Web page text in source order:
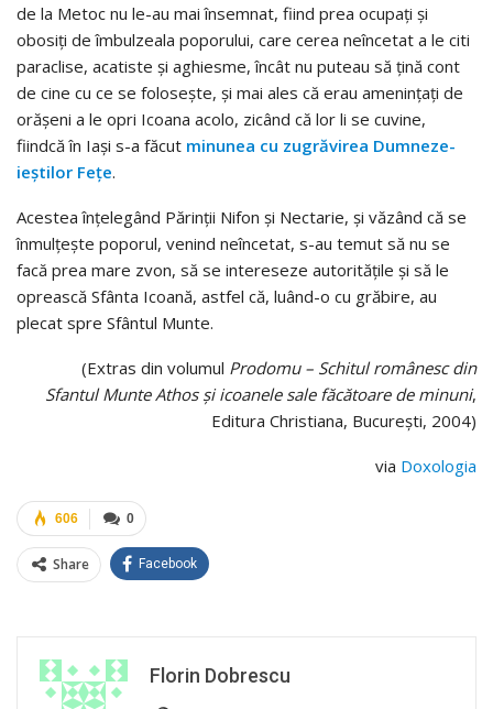
de la Metoc nu le-au mai în­sem­nat, fiind prea ocupaţi şi
obosiţi de îmbulzeala po­porului, care ce­rea neîncetat a le citi
paraclise, aca­tiste şi aghiesme, încât nu puteau să ţină cont
de cine cu ce se foloseşte, şi mai a­les că erau ameninţaţi de
oră­şeni a le opri Icoana acolo, zi­când că lor li se cuvine,
fiindcă în Iaşi s-a făcut minu­nea cu zugrăvirea Dum­ne­ze­
ieştilor Feţe.
Acestea înţele­gând Părinţii Nifon şi Nec­tarie, şi văzând că se
înmulţeşte po­porul, venind ne­încetat, s-au temut să nu se
facă prea mare zvon, să se intereseze autorităţile şi să le
oprească Sfânta Icoană, astfel că, luând-o cu grăbire, au
plecat spre Sfântul Munte.
(Extras din volumul Prodomu – Schitul românesc din
Sfantul Munte Athos şi icoanele sale făcătoare de minuni,
Editura Christiana, Bucureşti, 2004)
via Doxologia
0
606
Share Facebook
Florin Dobrescu